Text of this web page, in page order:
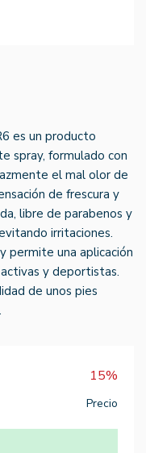
es un producto
spray, formulado con
el mal olor de
de frescura y
libre de parabenos y
irritaciones.
permite una aplicación
y deportistas.
de unos pies
15%
Precio